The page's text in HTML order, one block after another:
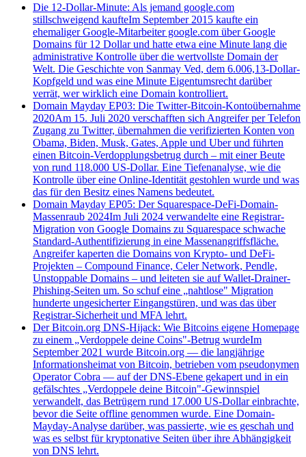
Die 12-Dollar-Minute: Als jemand google.com
stillschweigend kaufteIm September 2015 kaufte ein
ehemaliger Google-Mitarbeiter google.com über Google
Domains für 12 Dollar und hatte etwa eine Minute lang die
administrative Kontrolle über die wertvollste Domain der
Welt. Die Geschichte von Sanmay Ved, dem 6.006,13-Dollar-
Kopfgeld und was eine Minute Eigentumsrecht darüber
verrät, wer wirklich eine Domain kontrolliert.
Domain Mayday EP03: Die Twitter-Bitcoin-Kontoübernahme
2020Am 15. Juli 2020 verschafften sich Angreifer per Telefon
Zugang zu Twitter, übernahmen die verifizierten Konten von
Obama, Biden, Musk, Gates, Apple und Uber und führten
einen Bitcoin-Verdopplungsbetrug durch – mit einer Beute
von rund 118.000 US-Dollar. Eine Tiefenanalyse, wie die
Kontrolle über eine Online-Identität gestohlen wurde und was
das für den Besitz eines Namens bedeutet.
Domain Mayday EP05: Der Squarespace-DeFi-Domain-
Massenraub 2024Im Juli 2024 verwandelte eine Registrar-
Migration von Google Domains zu Squarespace schwache
Standard-Authentifizierung in eine Massenangriffsfläche.
Angreifer kaperten die Domains von Krypto- und DeFi-
Projekten – Compound Finance, Celer Network, Pendle,
Unstoppable Domains – und leiteten sie auf Wallet-Drainer-
Phishing-Seiten um. So schuf eine „nahtlose" Migration
hunderte ungesicherter Eingangstüren, und was das über
Registrar-Sicherheit und MFA lehrt.
Der Bitcoin.org DNS-Hijack: Wie Bitcoins eigene Homepage
zu einem „Verdoppele deine Coins"-Betrug wurdeIm
September 2021 wurde Bitcoin.org — die langjährige
Informationsheimat von Bitcoin, betrieben vom pseudonymen
Operator Cobra — auf der DNS-Ebene gekapert und in ein
gefälschtes „Verdoppele deine Bitcoin"-Gewinnspiel
verwandelt, das Betrügern rund 17.000 US-Dollar einbrachte,
bevor die Seite offline genommen wurde. Eine Domain-
Mayday-Analyse darüber, was passierte, wie es geschah und
was es selbst für kryptonative Seiten über ihre Abhängigkeit
von DNS lehrt.